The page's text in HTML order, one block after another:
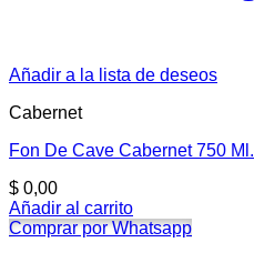
Añadir a la lista de deseos
Cabernet
Fon De Cave Cabernet 750 Ml.
$ 0,00
Añadir al carrito
Comprar por Whatsapp